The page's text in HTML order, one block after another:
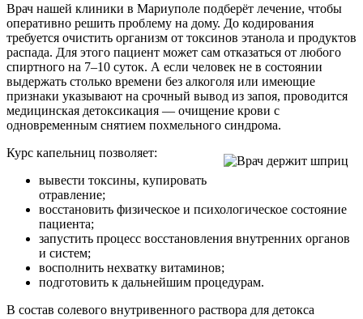
Врач нашей клиники в Мариуполе подберёт лечение, чтобы
оперативно решить проблему на дому. До кодирования
требуется очистить организм от токсинов этанола и продуктов
распада. Для этого пациент может сам отказаться от любого
спиртного на 7–10 суток. А если человек не в состоянии
выдержать столько времени без алкоголя или имеющие
признаки указывают на срочный вывод из запоя, проводится
медицинская детоксикация — очищение крови с
одновременным снятием похмельного синдрома.
Курс капельниц позволяет:
вывести токсины, купировать
отравление;
восстановить физическое и психологическое состояние
пациента;
запустить процесс восстановления внутренних органов
и систем;
восполнить нехватку витаминов;
подготовить к дальнейшим процедурам.
В состав солевого внутривенного раствора для детокса